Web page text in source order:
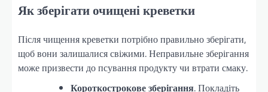
Як зберігати очищені креветки
Після чищення креветки потрібно правильно зберігати,
щоб вони залишалися свіжими. Неправильне зберігання
може призвести до псування продукту чи втрати смаку.
Короткострокове зберігання. Покладіть